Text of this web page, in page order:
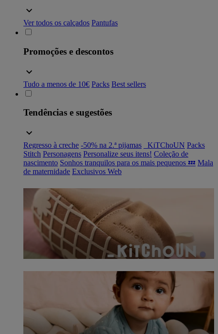
Ver todos os calçados Pantufas
Promoções e descontos
Tudo a menos de 10€ Packs Best sellers
Tendências e sugestões
Regresso à creche -50% na 2.ª pijamas _KiTChoUN Packs
Stitch Personagens Personalize seus itens! Coleção de
nascimento Sonhos tranquilos para os mais pequenos 💤 Mala
de maternidade Exclusivos Web